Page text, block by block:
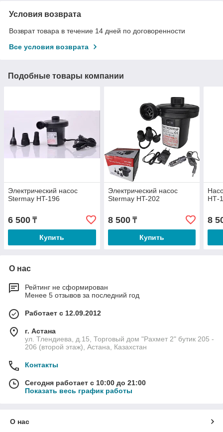
Условия возврата
Возврат товара в течение 14 дней по договоренности
Все условия возврата
Подобные товары компании
Электрический насос
Stermay HT-196
6 500 ₸
Купить
Электрический насос
Stermay HT-202
8 500₸
Купить
НТ-
8
О нас
Рейтинг не сформирован
Менее 5 отзывов за последний год
Работает с 12.09.2012
г. Астана
ул. Тлендиева, д.15, Торговый дом "Рахмет 2" бутик 205 -
206 (второй этаж), Астана, Казахстан
Контакты
Сегодня работает с 10:00 до 21:00
Показать весь график работы
О нас